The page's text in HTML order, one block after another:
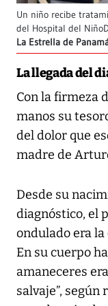
Un niño recibe
del Hospital del
La Estrella de
La llegada del
Con la firmeza
manos su
del dolor que
madre de
Desde su
diagnóstico, el
ondulado era la
En su cuerpo
amaneceres
salvaje”,